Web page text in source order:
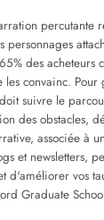
percutante
personnages
des acheteurs
les convainc.
suivre le
des obstacles,
associée à
et newsletters,
d'améliorer vos
Graduate